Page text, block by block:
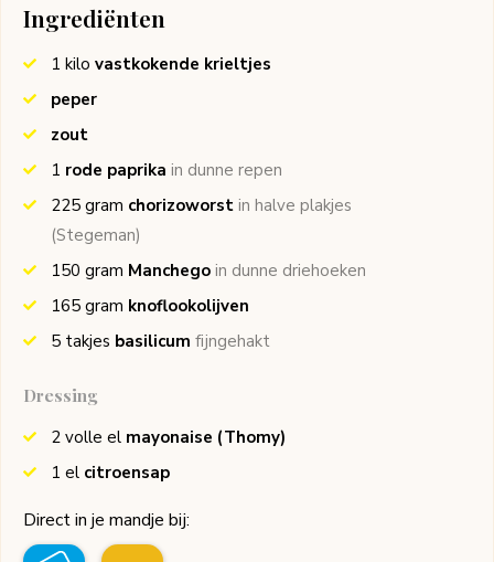
Ingrediënten
1 kilo vastkokende krieltjes
peper
zout
1 rode paprika in dunne repen
225 gram chorizoworst in halve plakjes
(Stegeman)
150 gram Manchego in dunne driehoeken
165 gram knoflookolijven
5 takjes basilicum fijngehakt
Dressing
2 volle el mayonaise (Thomy)
1 el citroensap
Direct in je mandje bij: